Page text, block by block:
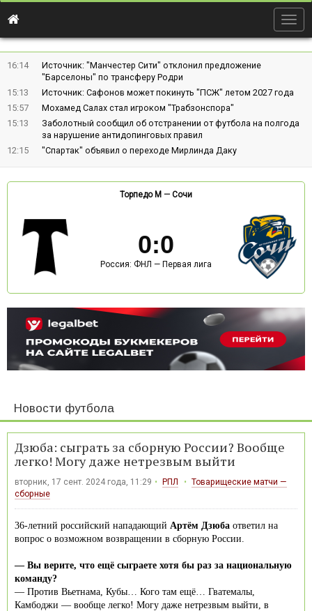
16:14
Источник: "Манчестер Сити" отклонил предложение
"Барселоны" по трансферу Родри
15:13
Источник: Сафонов может покинуть "ПСЖ" летом 2027 года
15:57
Мохамед Салах стал игроком "Трабзонспора"
15:13
Заболотный сообщил об отстранении от футбола на полгода
за нарушение антидопинговых правил
12:15
"Спартак" объявил о переходе Мирлинда Даку
Торпедо М — Сочи
0:0
Россия: ФНЛ — Первая лига
Новости футбола
Дзюба: сыграть за сборную России? Вообще
легко! Могу даже нетрезвым выйти
вторник, 17 сент. 2024 года, 11:29 РПЛ
Товарищеские матчи —
сборные
36-летний российский нападающий Артём Дзюба ответил на
вопрос о возможном возвращении в сборную России.
— Вы верите, что ещё сыграете хотя бы раз за национальную
команду?
— Против Вьетнама, Кубы… Кого там ещё… Гватемалы,
Камбоджи — вообще легко! Могу даже нетрезвым выйти, в